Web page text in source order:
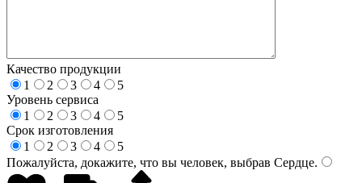
Качество продукции
1
2 3 4
5
Уровень сервиса
1
2 3 4
5
Срок изготовления
1
2 3 4
5
Пожалуйста, докажите, что вы человек, выбрав Сердце.